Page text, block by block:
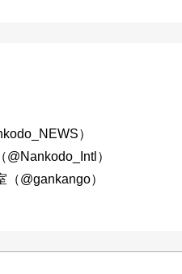
）
@Nankodo_Intl）
（@gankango）